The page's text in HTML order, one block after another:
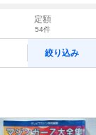
定額
54件
絞り込み